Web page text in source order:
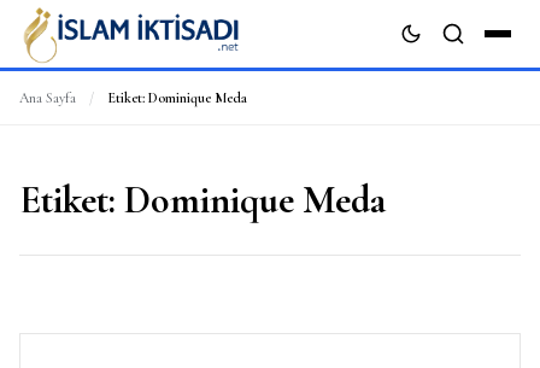
Ana Sayfa / Etiket: Dominique Meda
Etiket: Dominique Meda